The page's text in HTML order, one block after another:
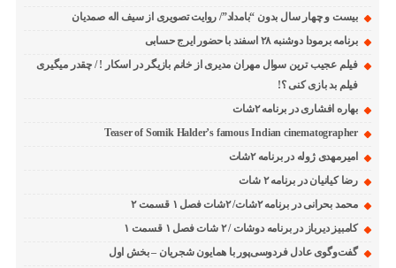
بیست و چهار سال بدون “بامداد”/ روایت تصویری از سیف اله صمدیان
برنامه برمودا دوشنبه ۲۸ اسفند با حضور ایرج حسابی
فیلم عجیب ترین سوال مهران مدیری از خانم بازیگر در اسکار ! / چقدر میگیری
فیلم بد بازی کنی ؟!
بهاره افشاری در برنامه ۲شات
Teaser of Somik Halder’s famous Indian cinematographer
امیرمهدی ژوله در برنامه ۲شات
رضا کیانیان در برنامه ۲ شات
محمد بحرانی در برنامه ۲شات/ ۲شات فصل ۱ قسمت ۲
کامبیز دیرباز در برنامه دوشات / ۲ شات فصل ۱ قسمت ۱
گفت‌وگوی عادل فردوسی‌پور با همایون شجریان – بخش اول